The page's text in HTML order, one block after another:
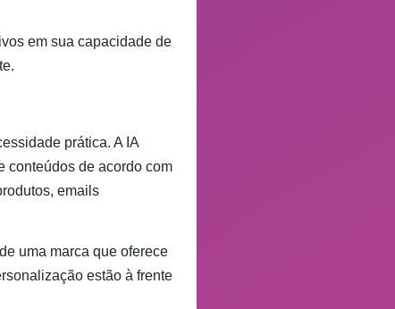
em sua capacidade de
prática. A IA
conteúdos de acordo com
emails
uma marca que oferece
estão à frente